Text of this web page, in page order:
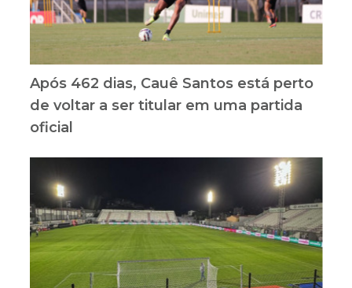
Após 462 dias, Cauê Santos está perto
de voltar a ser titular em uma partida
oficial